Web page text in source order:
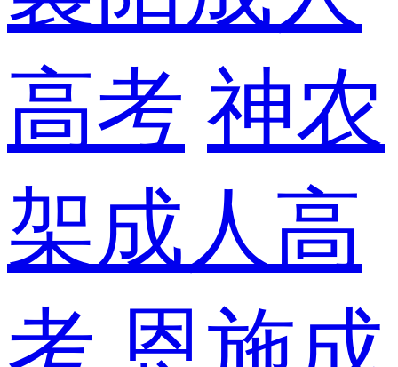
高考 神农
架成人高